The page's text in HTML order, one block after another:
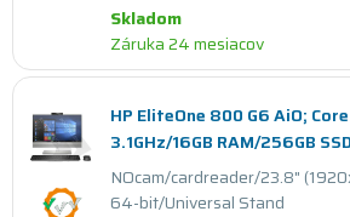
Skladom
Záruka 24 mesiacov
HP EliteOne 800 G6 AiO;
3.1GHz/16GB RAM/256GB
NOcam/cardreader/23.8"
64-bit/Universal Stand